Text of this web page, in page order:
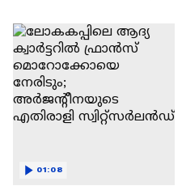
01:08